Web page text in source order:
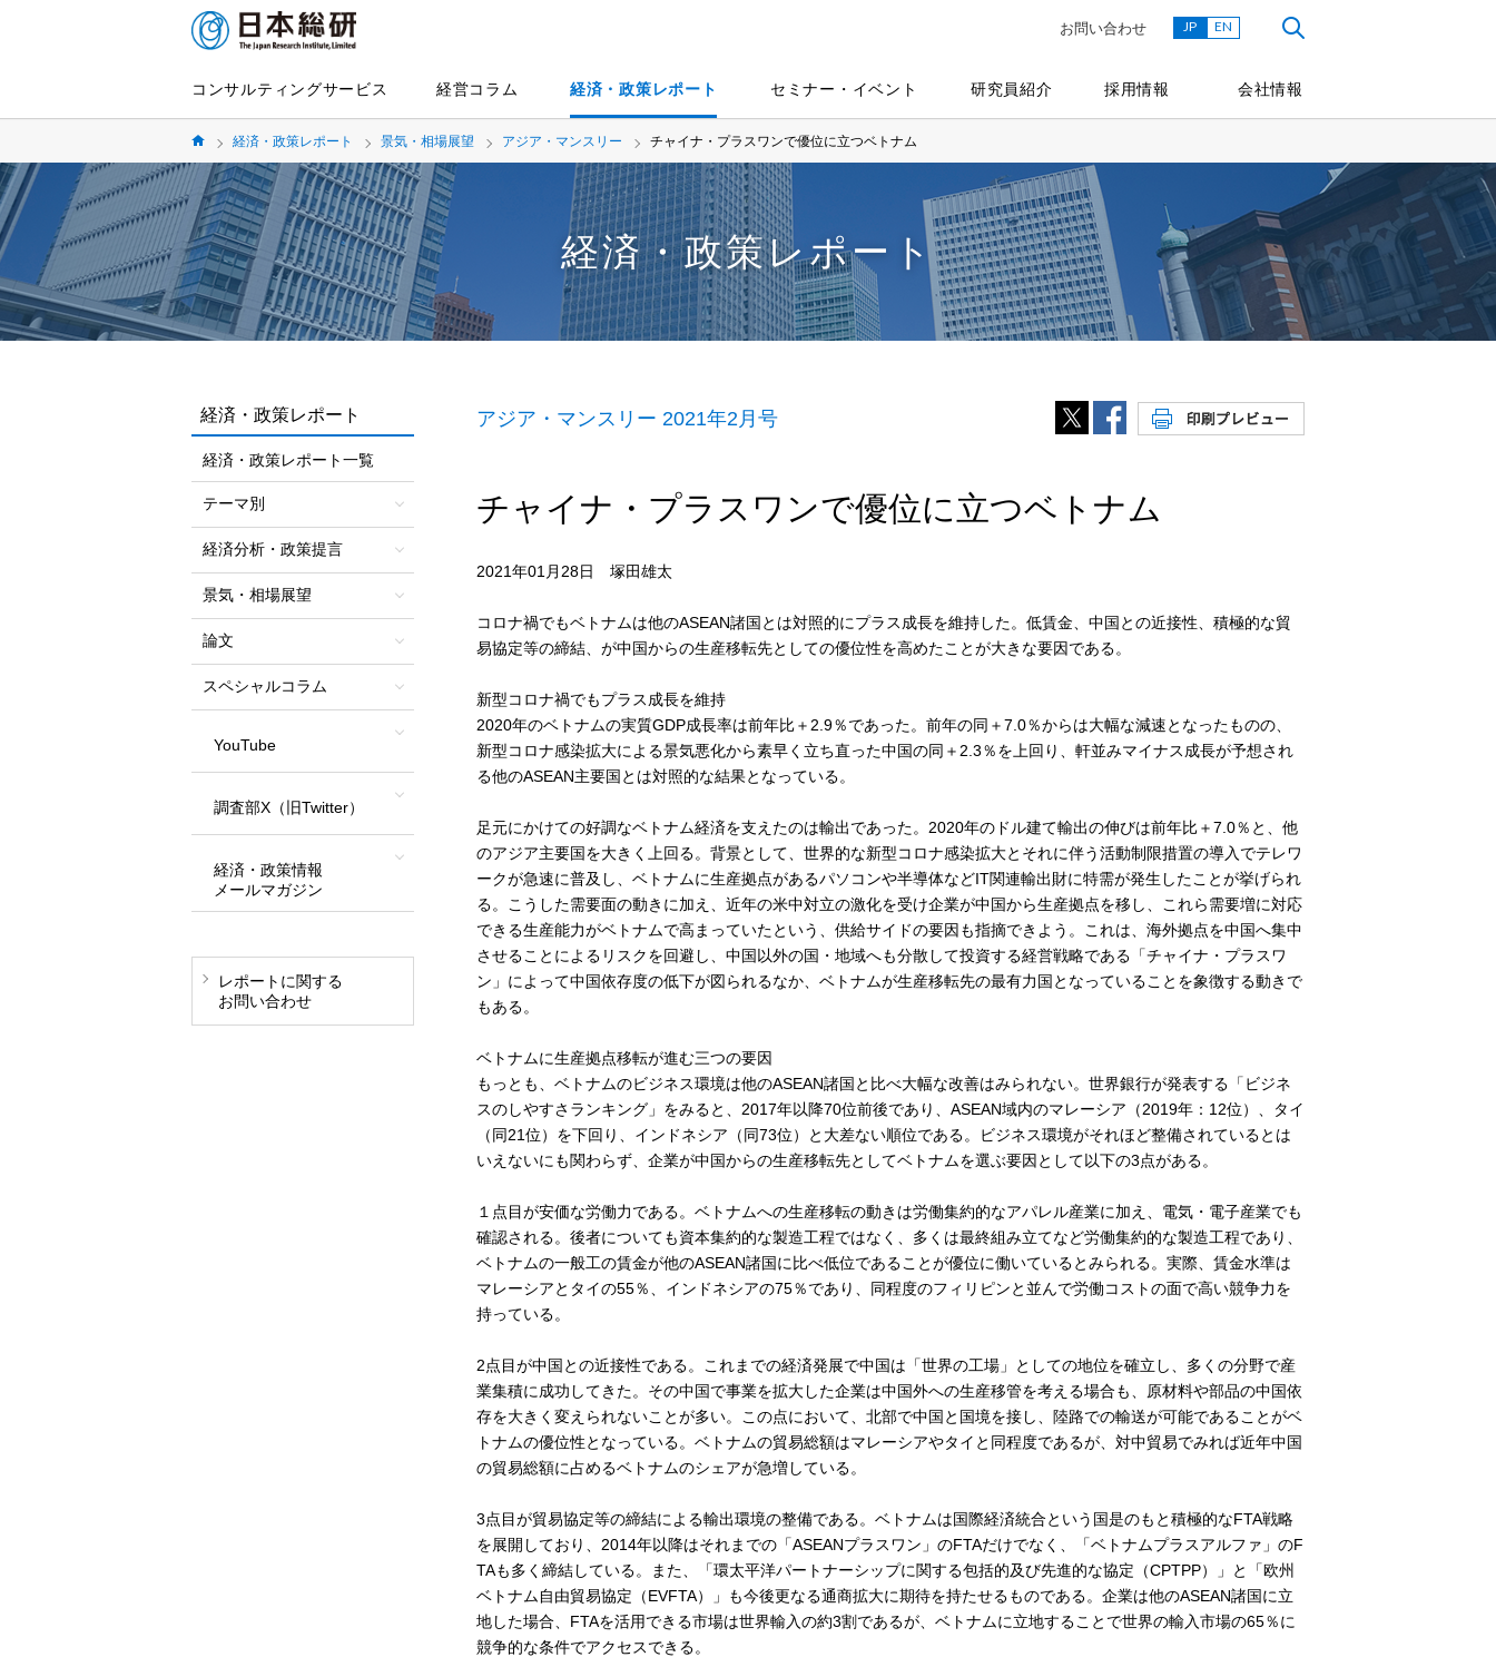
コンサルティングサービス 経営コラム 経済・政策レポート セミナー・イベント 研究員紹介 採用情報 会社情報
お問い合わせ JP EN
経済・政策レポート 景気・相場展望 アジア・マンスリー チャイナ・プラスワンで優位に立つベトナム
経済・政策レポート
アジア・マンスリー 2021年2月号
チャイナ・プラスワンで優位に立つベトナム
2021年01月28日 塚田雄太
コロナ禍でもベトナムは他のASEAN諸国とは対照的にプラス成長を維持した。低賃金、中国との近接性、積極的な貿
易協定等の締結、が中国からの生産移転先としての優位性を高めたことが大きな要因である。
新型コロナ禍でもプラス成長を維持
2020年のベトナムの実質GDP成長率は前年比＋2.9％であった。前年の同＋7.0％からは大幅な減速となったものの、
新型コロナ感染拡大による景気悪化から素早く立ち直った中国の同＋2.3％を上回り、軒並みマイナス成長が予想され
る他のASEAN主要国とは対照的な結果となっている。
足元にかけての好調なベトナム経済を支えたのは輸出であった。2020年のドル建て輸出の伸びは前年比＋7.0％と、他
のアジア主要国を大きく上回る。背景として、世界的な新型コロナ感染拡大とそれに伴う活動制限措置の導入でテレワ
ークが急速に普及し、ベトナムに生産拠点があるパソコンや半導体などIT関連輸出財に特需が発生したことが挙げられ
る。こうした需要面の動きに加え、近年の米中対立の激化を受け企業が中国から生産拠点を移し、これら需要増に対応
できる生産能力がベトナムで高まっていたという、供給サイドの要因も指摘できよう。これは、海外拠点を中国へ集中
させることによるリスクを回避し、中国以外の国・地域へも分散して投資する経営戦略である「チャイナ・プラスワ
ン」によって中国依存度の低下が図られるなか、ベトナムが生産移転先の最有力国となっていることを象徴する動きで
もある。
ベトナムに生産拠点移転が進む三つの要因
もっとも、ベトナムのビジネス環境は他のASEAN諸国と比べ大幅な改善はみられない。世界銀行が発表する「ビジネ
スのしやすさランキング」をみると、2017年以降70位前後であり、ASEAN域内のマレーシア（2019年：12位）、タイ
（同21位）を下回り、インドネシア（同73位）と大差ない順位である。ビジネス環境がそれほど整備されているとは
いえないにも関わらず、企業が中国からの生産移転先としてベトナムを選ぶ要因として以下の3点がある。
１点目が安価な労働力である。ベトナムへの生産移転の動きは労働集約的なアパレル産業に加え、電気・電子産業でも
確認される。後者についても資本集約的な製造工程ではなく、多くは最終組み立てなど労働集約的な製造工程であり、
ベトナムの一般工の賃金が他のASEAN諸国に比べ低位であることが優位に働いているとみられる。実際、賃金水準は
マレーシアとタイの55％、インドネシアの75％であり、同程度のフィリピンと並んで労働コストの面で高い競争力を
持っている。
2点目が中国との近接性である。これまでの経済発展で中国は「世界の工場」としての地位を確立し、多くの分野で産
業集積に成功してきた。その中国で事業を拡大した企業は中国外への生産移管を考える場合も、原材料や部品の中国依
存を大きく変えられないことが多い。この点において、北部で中国と国境を接し、陸路での輸送が可能であることがベ
トナムの優位性となっている。ベトナムの貿易総額はマレーシアやタイと同程度であるが、対中貿易でみれば近年中国
の貿易総額に占めるベトナムのシェアが急増している。
3点目が貿易協定等の締結による輸出環境の整備である。ベトナムは国際経済統合という国是のもと積極的なFTA戦略
を展開しており、2014年以降はそれまでの「ASEANプラスワン」のFTAだけでなく、「ベトナムプラスアルファ」のF
TAも多く締結している。また、「環太平洋パートナーシップに関する包括的及び先進的な協定（CPTPP）」と「欧州
ベトナム自由貿易協定（EVFTA）」も今後更なる通商拡大に期待を持たせるものである。企業は他のASEAN諸国に立
地した場合、FTAを活用できる市場は世界輸入の約3割であるが、ベトナムに立地することで世界の輸入市場の65％に
競争的な条件でアクセスできる。
経済・政策レポート
経済・政策レポート一覧
テーマ別
経済分析・政策提言
景気・相場展望
論文
スペシャルコラム
YouTube
調査部X（旧Twitter）
経済・政策情報
メールマガジン
レポートに関する
お問い合わせ